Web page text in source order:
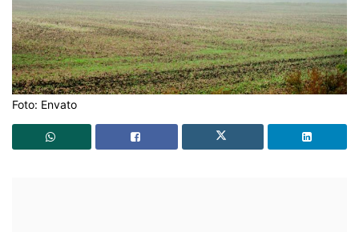
Foto: Envato